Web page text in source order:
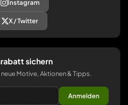
Instagram
X / Twitter
sichern
Motive, Aktionen & Tipps.
Anmelden